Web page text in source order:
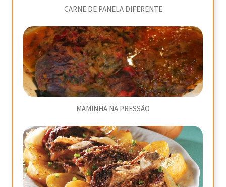
CARNE DE PANELA DIFERENTE
MAMINHA NA PRESSÃO